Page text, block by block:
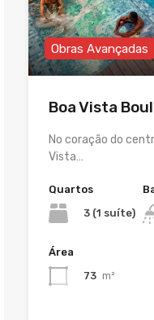
Obras Avançadas
Boa Vista
No coração do
Vista…
Quartos
3 (1 suíte)
Área
73 m²